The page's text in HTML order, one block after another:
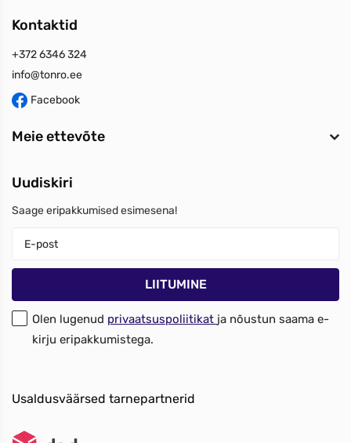
Kontaktid
+372 6346 324
info@tonro.ee
Facebook
Meie ettevõte
Uudiskiri
Saage eripakkumised esimesena!
Olen lugenud privaatsuspoliitikat ja nõustun saama e-
kirju eripakkumistega.
Usaldusväärsed tarnepartnerid